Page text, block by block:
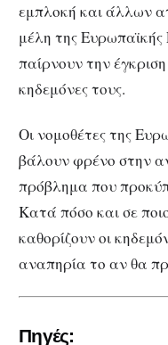
εμπλοκή και άλλων
μέλη της
παίρνουν την
κηδεμόνες τους.
Οι νομοθέτες της
βάλουν φρένο στην
πρόβλημα που
Κατά πόσο και σε
καθορίζουν οι
αναπηρία το αν θα
Πηγές: